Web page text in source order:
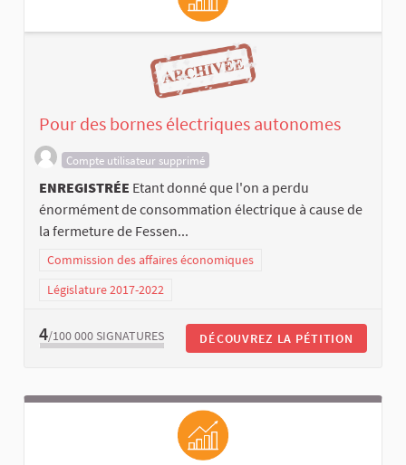
Pour des bornes électriques autonomes
Compte utilisateur supprimé
ENREGISTRÉE Etant donné que l'on a perdu
énormément de consommation électrique à cause de
la fermeture de Fessen...
Commission des affaires économiques
Législature 2017-2022
4/100 000 SIGNATURES DÉCOUVREZ LA PÉTITION